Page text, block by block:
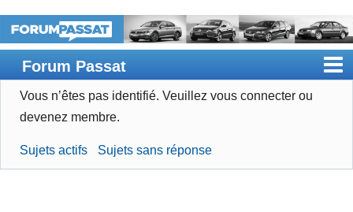
Forum Passat
Accueil
Devenir membre
Vous n’êtes pas identifié. Veuillez vous connecter ou
devenez membre.
Sujets actifs Sujets sans réponse